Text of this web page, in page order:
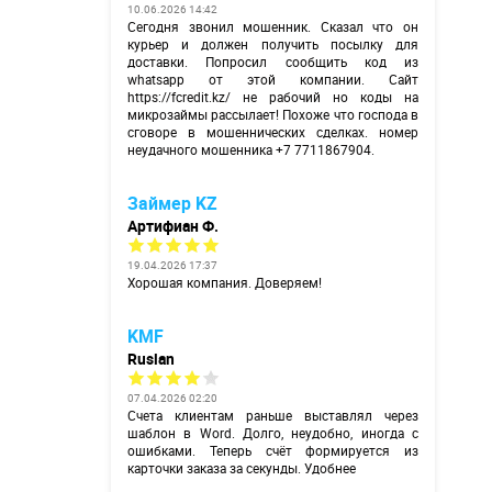
10.06.2026 14:42
Сегодня звонил мошенник. Сказал что он
курьер и должен получить посылку для
доставки. Попросил сообщить код из
whatsapp от этой компании. Сайт
https://fcredit.kz/ не рабочий но коды на
микрозаймы рассылает! Похоже что господа в
сговоре в мошеннических сделках. номер
неудачного мошенника +7 7711867904.
Займер KZ
Артифиан Ф.
19.04.2026 17:37
Хорошая компания. Доверяем!
KMF
Ruslan
07.04.2026 02:20
Счета клиентам раньше выставлял через
шаблон в Word. Долго, неудобно, иногда с
ошибками. Теперь счёт формируется из
карточки заказа за секунды. Удобнее